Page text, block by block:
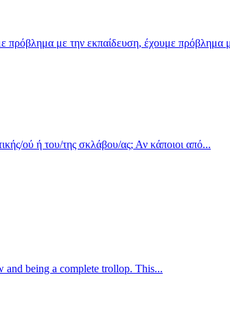
πρόβλημα με την εκπαίδευση, έχουμε πρόβλημα
ού ή του/της σκλάβου/ας; Αν κάποιοι από...
and being a complete trollop. This...